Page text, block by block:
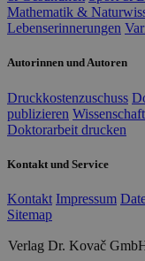
Mathematik &
Lebenserinnerungen
Autorinnen und Autoren
Druckkostenzuschuss
publizieren
Doktorarbeit drucken
Kontakt und Service
Kontakt Impressum
Sitemap
Verlag Dr. Kovač